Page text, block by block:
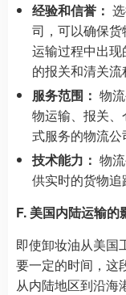
经验和信誉：
司，可以确保
运输过程中出
的报关和清关流
服务范围： 物
物运输、报关
式服务的物流公
技术能力： 物
供实时的货物追
F. 美国内陆运输的
即使卸妆油从美国
要一定的时间，这
从内陆地区到沿海